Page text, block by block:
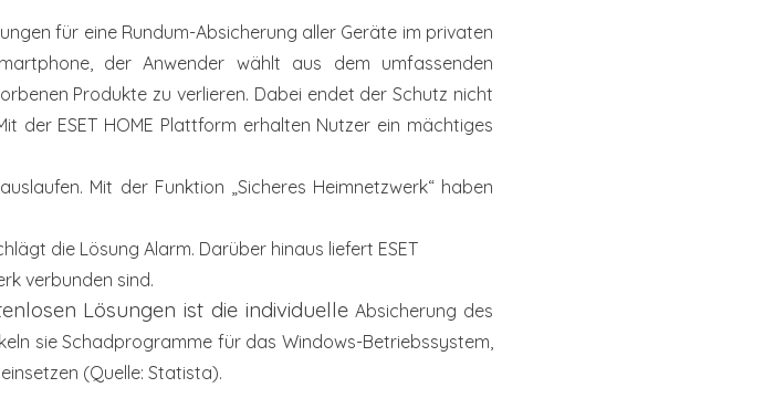
für eine Rundum-Absicherung aller Geräte im privaten
der Anwender wählt aus dem umfassenden
Produkte zu verlieren. Dabei endet der Schutz nicht
der ESET HOME Plattform erhalten Nutzer ein mächtiges
Mit der Funktion „Sicheres Heimnetzwerk“ haben
die Lösung Alarm. Darüber hinaus liefert ESET
verbunden sind.
Lösungen ist die individuelleAbsicherung des
sieSchadprogramme für das Windows-Betriebssystem,
(Quelle: Statista).